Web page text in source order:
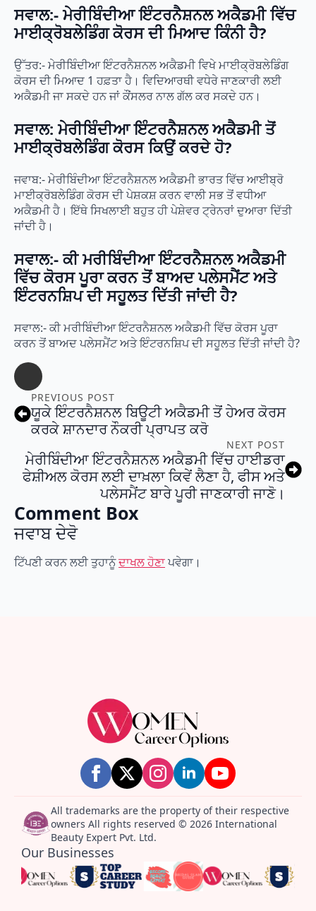
ਸਵਾਲ:- ਮੇਰੀਬਿੰਦੀਆ ਇੰਟਰਨੈਸ਼ਨਲ ਅਕੈਡਮੀ ਵਿੱਚ
ਮਾਈਕ੍ਰੋਬਲੇਡਿੰਗ ਕੋਰਸ ਦੀ ਮਿਆਦ ਕਿੰਨੀ ਹੈ?
ਉੱਤਰ:- ਮੇਰੀਬਿੰਦੀਆ ਇੰਟਰਨੈਸ਼ਨਲ ਅਕੈਡਮੀ ਵਿਖੇ ਮਾਈਕ੍ਰੋਬਲੇਡਿੰਗ
ਕੋਰਸ ਦੀ ਮਿਆਦ 1 ਹਫ਼ਤਾ ਹੈ। ਵਿਦਿਆਰਥੀ ਵਧੇਰੇ ਜਾਣਕਾਰੀ ਲਈ
ਅਕੈਡਮੀ ਜਾ ਸਕਦੇ ਹਨ ਜਾਂ ਕੌਂਸਲਰ ਨਾਲ ਗੱਲ ਕਰ ਸਕਦੇ ਹਨ।
ਸਵਾਲ: ਮੇਰੀਬਿੰਦੀਆ ਇੰਟਰਨੈਸ਼ਨਲ ਅਕੈਡਮੀ ਤੋਂ
ਮਾਈਕ੍ਰੋਬਲੇਡਿੰਗ ਕੋਰਸ ਕਿਉਂ ਕਰਦੇ ਹੋ?
ਜਵਾਬ:- ਮੇਰੀਬਿੰਦੀਆ ਇੰਟਰਨੈਸ਼ਨਲ ਅਕੈਡਮੀ ਭਾਰਤ ਵਿੱਚ ਆਈਬ੍ਰੋ
ਮਾਈਕ੍ਰੋਬਲੇਡਿੰਗ ਕੋਰਸ ਦੀ ਪੇਸ਼ਕਸ਼ ਕਰਨ ਵਾਲੀ ਸਭ ਤੋਂ ਵਧੀਆ
ਅਕੈਡਮੀ ਹੈ। ਇੱਥੇ ਸਿਖਲਾਈ ਬਹੁਤ ਹੀ ਪੇਸ਼ੇਵਰ ਟ੍ਰੇਨਰਾਂ ਦੁਆਰਾ ਦਿੱਤੀ
ਜਾਂਦੀ ਹੈ।
ਸਵਾਲ:- ਕੀ ਮਰੀਬਿੰਦੀਆ ਇੰਟਰਨੈਸ਼ਨਲ ਅਕੈਡਮੀ
ਵਿੱਚ ਕੋਰਸ ਪੂਰਾ ਕਰਨ ਤੋਂ ਬਾਅਦ ਪਲੇਸਮੈਂਟ ਅਤੇ
ਇੰਟਰਨਸ਼ਿਪ ਦੀ ਸਹੂਲਤ ਦਿੱਤੀ ਜਾਂਦੀ ਹੈ?
ਸਵਾਲ:- ਕੀ ਮਰੀਬਿੰਦੀਆ ਇੰਟਰਨੈਸ਼ਨਲ ਅਕੈਡਮੀ ਵਿੱਚ ਕੋਰਸ ਪੂਰਾ
ਕਰਨ ਤੋਂ ਬਾਅਦ ਪਲੇਸਮੈਂਟ ਅਤੇ ਇੰਟਰਨਸ਼ਿਪ ਦੀ ਸਹੂਲਤ ਦਿੱਤੀ ਜਾਂਦੀ ਹੈ?
PREVIOUS POST
ਯੂਕੇ ਇੰਟਰਨੈਸ਼ਨਲ ਬਿਊਟੀ ਅਕੈਡਮੀ ਤੋਂ ਹੇਅਰ ਕੋਰਸ
ਕਰਕੇ ਸ਼ਾਨਦਾਰ ਨੌਕਰੀ ਪ੍ਰਾਪਤ ਕਰੋ
NEXT POST
ਮੇਰੀਬਿੰਦੀਆ ਇੰਟਰਨੈਸ਼ਨਲ ਅਕੈਡਮੀ ਵਿੱਚ ਹਾਈਡਰਾ
ਫੇਸ਼ੀਅਲ ਕੋਰਸ ਲਈ ਦਾਖ਼ਲਾ ਕਿਵੇਂ ਲੈਣਾ ਹੈ, ਫੀਸ ਅਤੇ
ਪਲੇਸਮੈਂਟ ਬਾਰੇ ਪੂਰੀ ਜਾਣਕਾਰੀ ਜਾਣੋ।
Comment Box
ਜਵਾਬ ਦੇਵੋ
ਟਿੱਪਣੀ ਕਰਨ ਲਈ ਤੁਹਾਨੂੰਦਾਖਲ ਹੋਣਾਪਵੇਗਾ।
All trademarks are the property of their respective
owners All rights reserved © 2026 International
Beauty Expert Pvt. Ltd.
Our Businesses